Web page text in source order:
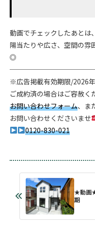
動画でチェックしたあとは
陽当たりや広さ、空間の雰
◎
※広告掲載有効期限/2026
ご成約済の場合はご容赦く
お問い合わせフォーム、ま
お問い合わせくださいませ
0120-830-021
★動画★
期